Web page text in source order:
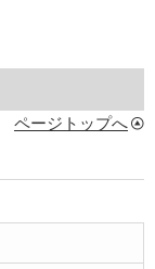
ページトップへ